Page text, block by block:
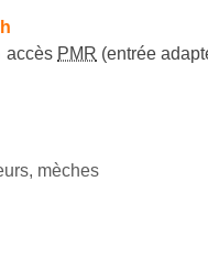
accès PMR (entrée
mèches